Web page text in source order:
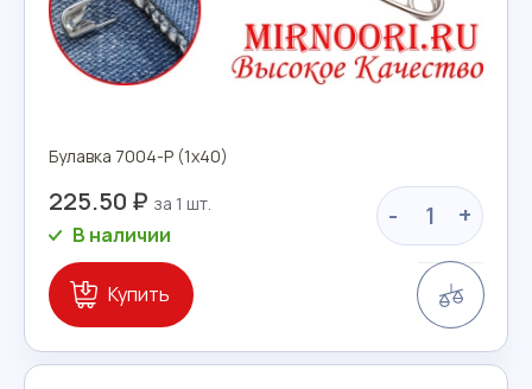
Булавка 7004-Р (1х40)
225.50 ₽ - +
В наличии
Купить